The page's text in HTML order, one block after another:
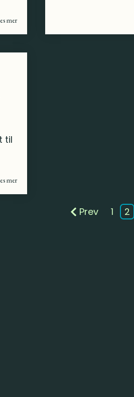
mer
til
mer
Prev 1 2